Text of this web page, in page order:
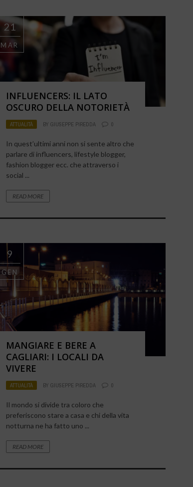
21
MAR
INFLUENCERS: IL LATO
OSCURO DELLA NOTORIETÀ
ATTUALITÀ BY GIUSEPPE PIREDDA 0
In quest’ultimi anni non si sente altro che
parlare di influencers, lifestyle blogger,
fashion blogger ecc. che attraverso i
social ...
READ MORE
9
GEN
MANGIARE E BERE A
CAGLIARI: I LOCALI DA
VIVERE
ATTUALITÀ BY GIUSEPPE PIREDDA 0
Il mondo si divide tra coloro che
preferiscono stare a casa e chi della vita
notturna ne ha fatto uno ...
READ MORE